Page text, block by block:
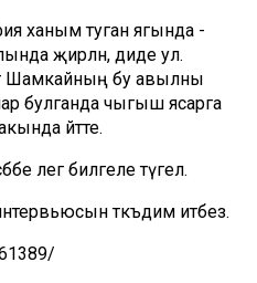
ханым туган ягында -
җирләнә, диде ул.
Шамкайның бу авылны
булганда чыгыш ясарга
әйтте.
әлегә билгеле түгел.
тәкъдим итәбез.